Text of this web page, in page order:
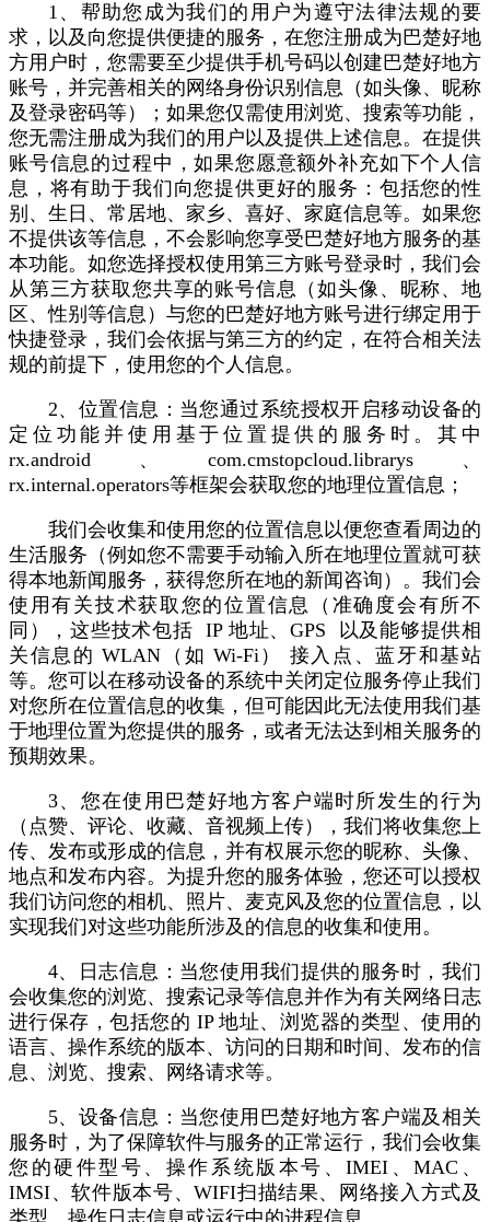
1、帮助您成为我们的用户为遵守法律法规的要
求，以及向您提供便捷的服务，在您注册成为巴楚好地
方用户时，您需要至少提供手机号码以创建巴楚好地方
账号，并完善相关的网络身份识别信息（如头像、昵称
及登录密码等）；如果您仅需使用浏览、搜索等功能，
您无需注册成为我们的用户以及提供上述信息。在提供
账号信息的过程中，如果您愿意额外补充如下个人信
息，将有助于我们向您提供更好的服务：包括您的性
别、生日、常居地、家乡、喜好、家庭信息等。如果您
不提供该等信息，不会影响您享受巴楚好地方服务的基
本功能。如您选择授权使用第三方账号登录时，我们会
从第三方获取您共享的账号信息（如头像、昵称、地
区、性别等信息）与您的巴楚好地方账号进行绑定用于
快捷登录，我们会依据与第三方的约定，在符合相关法
规的前提下，使用您的个人信息。
2、位置信息：当您通过系统授权开启移动设备的
定位功能并使用基于位置提供的服务时。其中
rx.android、com.cmstopcloud.librarys、
rx.internal.operators等框架会获取您的地理位置信息；
我们会收集和使用您的位置信息以便您查看周边的
生活服务（例如您不需要手动输入所在地理位置就可获
得本地新闻服务，获得您所在地的新闻咨询）。我们会
使用有关技术获取您的位置信息（准确度会有所不
同），这些技术包括 IP 地址、GPS 以及能够提供相
关信息的 WLAN（如 Wi-Fi） 接入点、蓝牙和基站
等。您可以在移动设备的系统中关闭定位服务停止我们
对您所在位置信息的收集，但可能因此无法使用我们基
于地理位置为您提供的服务，或者无法达到相关服务的
预期效果。
3、您在使用巴楚好地方客户端时所发生的行为
（点赞、评论、收藏、音视频上传），我们将收集您上
传、发布或形成的信息，并有权展示您的昵称、头像、
地点和发布内容。为提升您的服务体验，您还可以授权
我们访问您的相机、照片、麦克风及您的位置信息，以
实现我们对这些功能所涉及的信息的收集和使用。
4、日志信息：当您使用我们提供的服务时，我们
会收集您的浏览、搜索记录等信息并作为有关网络日志
进行保存，包括您的 IP 地址、浏览器的类型、使用的
语言、操作系统的版本、访问的日期和时间、发布的信
息、浏览、搜索、网络请求等。
5、设备信息：当您使用巴楚好地方客户端及相关
服务时，为了保障软件与服务的正常运行，我们会收集
您的硬件型号、操作系统版本号、IMEI、MAC、
IMSI、软件版本号、WIFI扫描结果、网络接入方式及